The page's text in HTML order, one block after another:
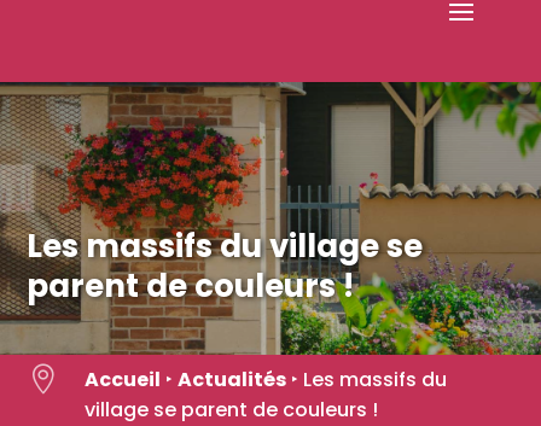
Les massifs du village se
parent de couleurs !
 Accueil ‣ Actualités‣ Les massifs du
village se parent de couleurs !